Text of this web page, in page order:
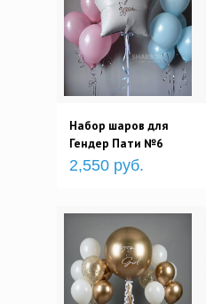
Набор шаров для
Гендер Пати №6
2,550 руб.